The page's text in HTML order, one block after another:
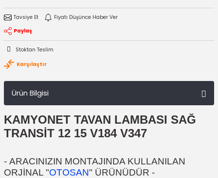
Tavsiye Et
Fiyatı Düşünce Haber Ver
Paylaş
Stoktan Teslim
Karşılaştır
Ürün Bilgisi
KAMYONET TAVAN LAMBASI SAĞ
TRANSİT 12 15 V184 V347
- ARACINIZIN MONTAJINDA KULLANILAN
ORJİNAL "OTOSAN" ÜRÜNÜDÜR -